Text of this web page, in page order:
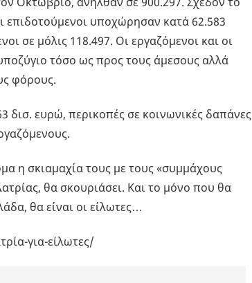
επιδοτούμενοι υποχώρησαν κατά 62.583
σε μόλις 118.497. Οι εργαζόμενοι και οι
τόσο ως προς τους άμεσους αλλά
φόρους.
δισ. ευρώ, περικοπές σε κοινωνικές δαπάνες
η σκιαμαχία τους με τους «συμμάχους
θα σκουριάσει. Και το μόνο που θα
θα είναι οι είλωτες…
για-είλωτες/